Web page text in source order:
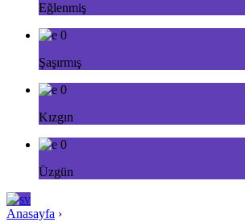
Eğlenmiş
0
Şaşırmış
0
Kızgın
0
Üzgün
Anasayfa ›